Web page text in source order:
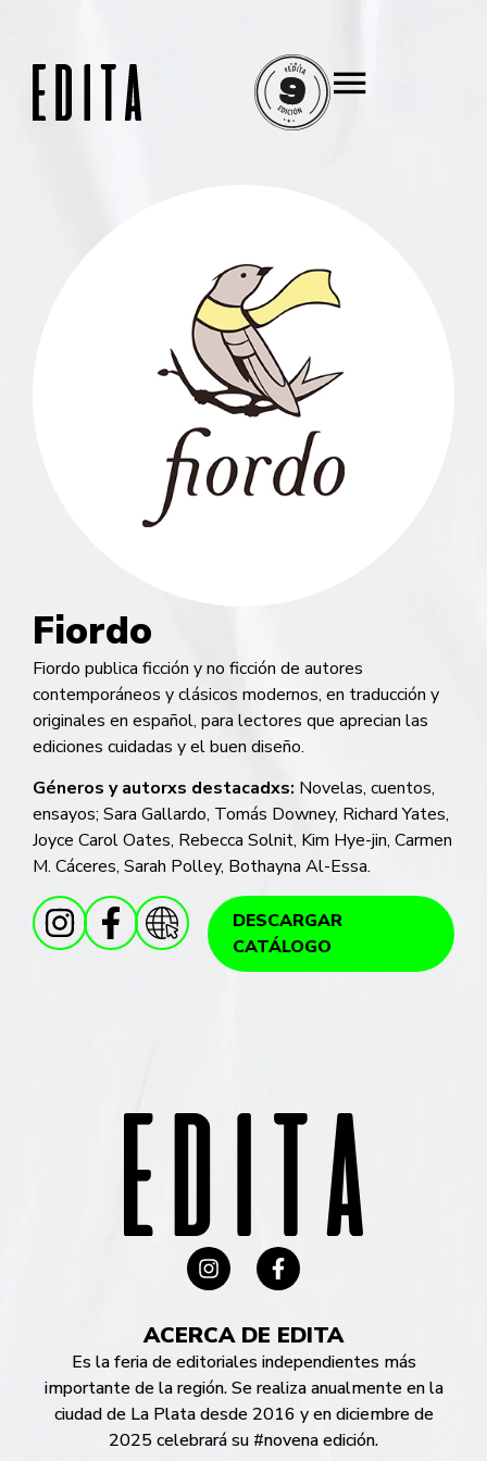
Fiordo
Fiordo publica ficción y no ficción de autores
contemporáneos y clásicos modernos, en traducción y
originales en español, para lectores que aprecian las
ediciones cuidadas y el buen diseño.
Géneros y autorxs destacadxs: Novelas, cuentos,
ensayos; Sara Gallardo, Tomás Downey, Richard Yates,
Joyce Carol Oates, Rebecca Solnit, Kim Hye-jin, Carmen
M. Cáceres, Sarah Polley, Bothayna Al-Essa.
DESCARGAR
CATÁLOGO
ACERCA DE EDITA
Es la feria de editoriales independientes más
importante de la región. Se realiza anualmente en la
ciudad de La Plata desde 2016 y en diciembre de
2025 celebrará su #novena edición.